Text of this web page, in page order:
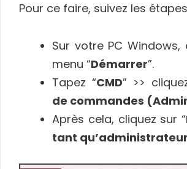
Pour ce faire, suivez les
Sur votre PC Windows,
menu “Démarrer”.
Tapez “CMD” >>
de commandes
Après cela, cliquez sur “
tant qu’administrateur